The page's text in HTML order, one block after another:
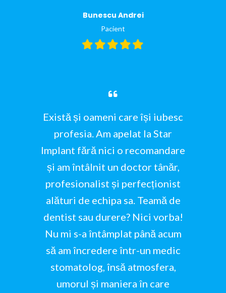
Bunescu Andrei
Pacient
Există și oameni care își iubesc
profesia. Am apelat la Star
Implant fără nici o recomandare
și am întâlnit un doctor tânăr,
profesionalist și perfecționist
alături de echipa sa. Teamă de
dentist sau durere? Nici vorba!
Nu mi s-a întâmplat până acum
să am încredere într-un medic
stomatolog, însă atmosfera,
umorul și maniera în care